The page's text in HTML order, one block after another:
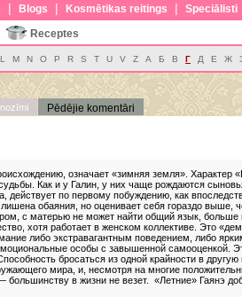
| Blogs | Kosmētikas reitings | Speciālisti
Receptes
L M N O P R S T U V Z А Б В Г Д Е Ж
Pēdējie komentāri
означает «зимняя земля». Характер
Как и у Галин, у них чаще рождаются
действует по первому побуждению, как
обаяния, но оценивает себя гораздо выше,
с матерью не может найти общий язык, больше
хотя работает в женском коллективе. Это
либо экстравагантным поведением, либо
особы с завышенной самооценкой.
бросаться из одной крайности в
мира, и, несмотря на многие
большинству в жизни не везет. «Летние» Гаянэ